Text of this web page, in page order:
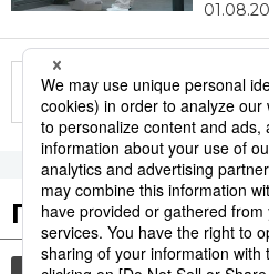
Другие статьи
Популярные
общество культура